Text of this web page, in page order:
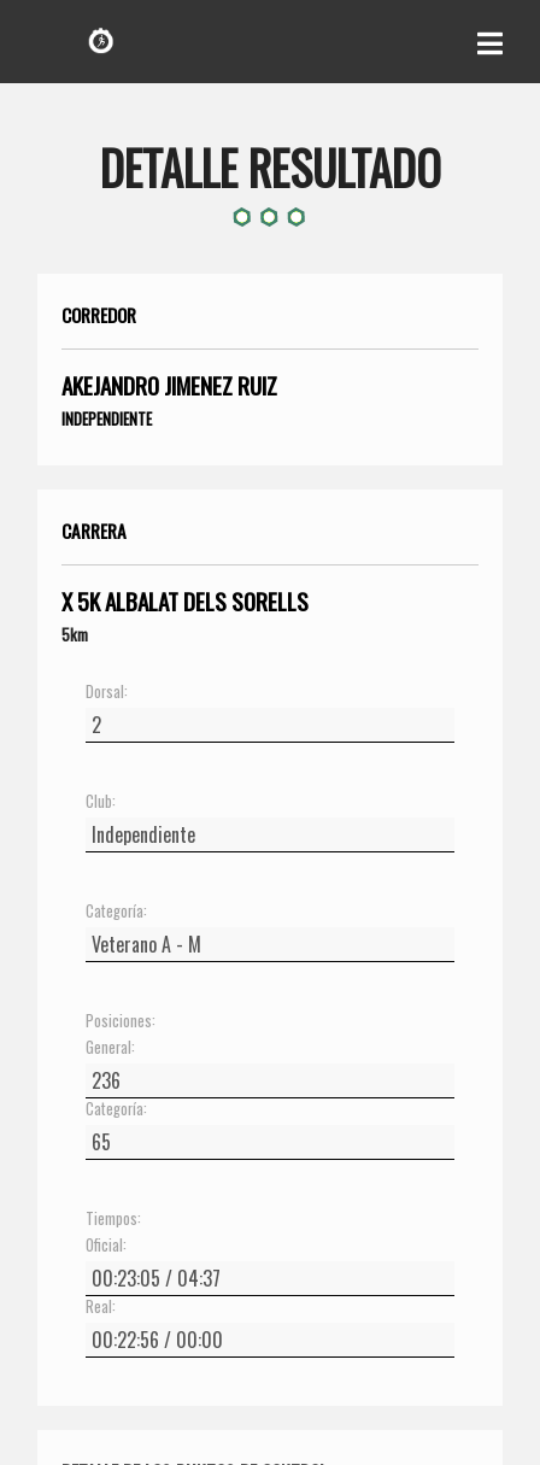
DETALLE RESULTADO
CORREDOR
AKEJANDRO JIMENEZ RUIZ
INDEPENDIENTE
CARRERA
X 5K ALBALAT DELS SORELLS
5km
Dorsal:
Club:
Categoría:
Posiciones:
General:
Categoría:
Tiempos:
Oficial:
Real: